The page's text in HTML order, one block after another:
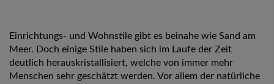
Einrichtungs- und Wohnstile gibt es beinahe wie Sand am
Meer. Doch einige Stile haben sich im Laufe der Zeit
deutlich herauskristallisiert, welche von immer mehr
Menschen sehr geschätzt werden. Vor allem der natürliche